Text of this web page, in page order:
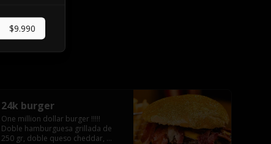
24k burger
One million dollar burger !!!!!
Doble hamburguesa grillada de
250 gr, doble queso cheddar,
$9.990